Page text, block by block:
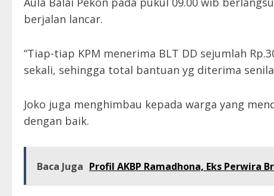
berjalan lancar.
“Tiap-tiap KPM menerima BLT DD sejumlah
sekali, sehingga total bantuan yg diterima senilai
Joko juga menghimbau kepada warga yang
dengan baik.
Baca Juga Profil AKBP Ramadhona, Eks Perwira